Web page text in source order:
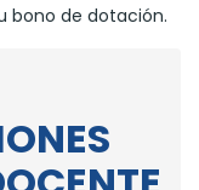
bono de dotación.